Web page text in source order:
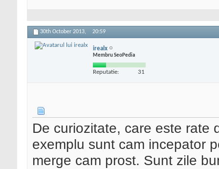
30th October 2013, 20:59
irealx
Membru SeoPedia
Reputatie: 31
De curiozitate, care este rate
exemplu sunt cam incepator
merge cam prost. Sunt zile